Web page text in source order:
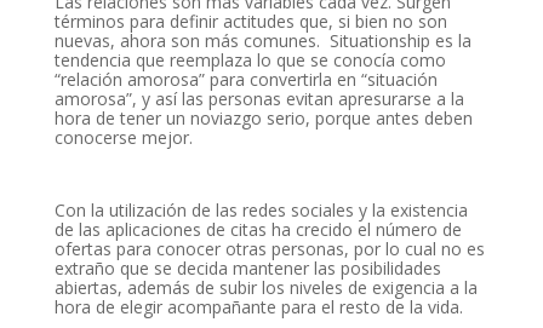
términos para definir actitudes que, si bien no son
nuevas, ahora son más comunes. Situationship es la
tendencia que reemplaza lo que se conocía como
“relación amorosa” para convertirla en “situación
amorosa”, y así las personas evitan apresurarse a la
hora de tener un noviazgo serio, porque antes deben
conocerse mejor.
Con la utilización de las redes sociales y la existencia
de las aplicaciones de citas ha crecido el número de
ofertas para conocer otras personas, por lo cual no es
extraño que se decida mantener las posibilidades
abiertas, además de subir los niveles de exigencia a la
hora de elegir acompañante para el resto de la vida.